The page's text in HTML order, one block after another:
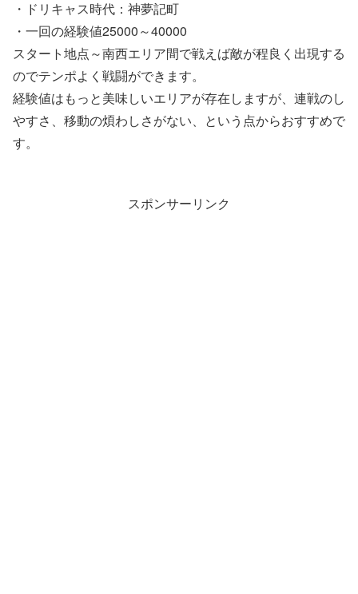
・ドリキャス時代：神夢記町
・一回の経験値25000～40000
スタート地点～南西エリア間で戦えば敵が程良く出現する
のでテンポよく戦闘ができます。
経験値はもっと美味しいエリアが存在しますが、連戦のし
やすさ、移動の煩わしさがない、という点からおすすめで
す。
スポンサーリンク